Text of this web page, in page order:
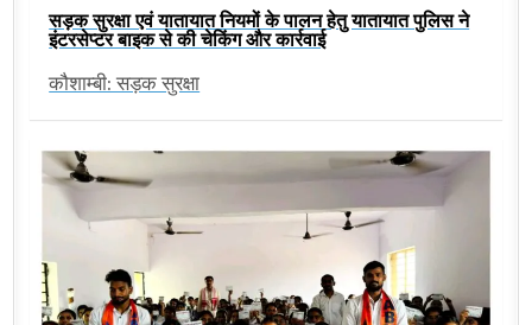
सड़क सुरक्षा एवं यातायात नियमों के पालन हेतु यातायात पुलिस ने
इंटरसेप्टर बाइक से की चेकिंग और कार्रवाई
कौशाम्बी: सड़क सुरक्षा